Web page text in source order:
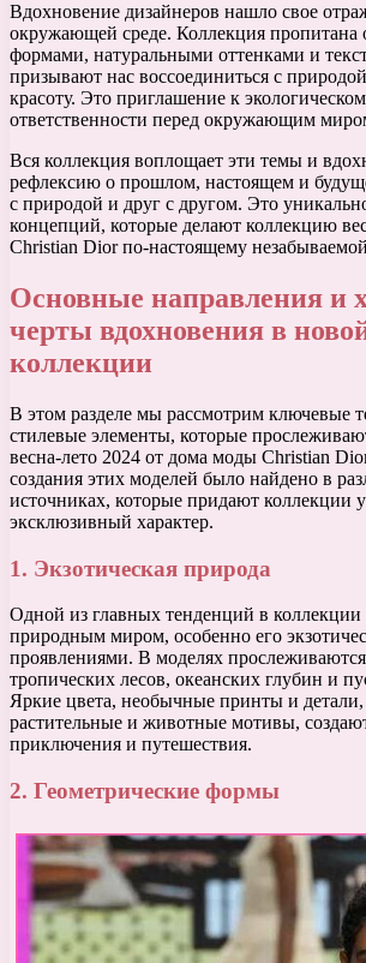
Вдохновение дизайнеров нашло свое
окружающей среде. Коллекция пропитана
формами, натуральными оттенками и
призывают нас воссоединиться с
красоту. Это приглашение к
ответственности перед окружающим
Вся коллекция воплощает эти темы и
рефлексию о прошлом, настоящем и
с природой и друг с другом. Это
концепций, которые делают коллекцию
Christian Dior по-настоящему
Основные направления и
черты вдохновения в
коллекции
В этом разделе мы рассмотрим ключевые
стилевые элементы, которые
весна-лето 2024 от дома моды Christian
создания этих моделей было найдено в
источниках, которые придают коллекции
эксклюзивный характер.
1. Экзотическая природа
Одной из главных тенденций в коллекции
природным миром, особенно его
проявлениями. В моделях
тропических лесов, океанских глубин и
Яркие цвета, необычные принты и
растительные и животные мотивы,
приключения и путешествия.
2. Геометрические формы